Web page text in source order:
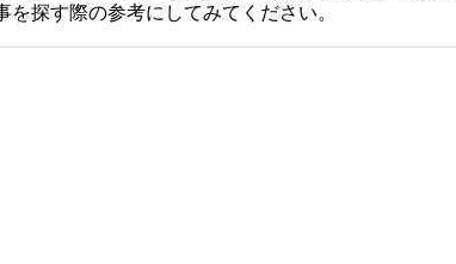
探す際の参考にしてみてください。